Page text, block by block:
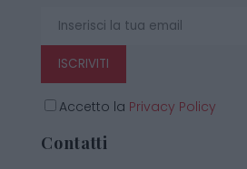
ISCRIVITI
Accetto la Privacy Policy
Contatti